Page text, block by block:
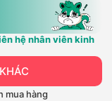
hệ nhân viên kinh
mua hàng